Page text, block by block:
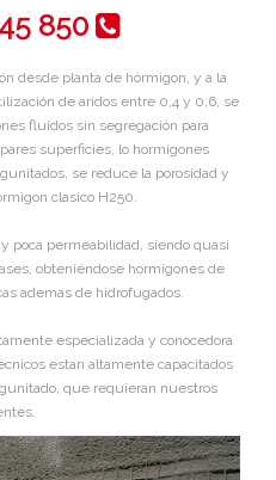
850
desde planta de hórmigon, y a la
de aridos entre 0,4 y 0,6, se
fluidos sin segregación para
superficies, lo hormigones
se reduce la porosidad y
clasico H250.
poca permeabilidad, siendo quasi
obteniéndose hormigones de
ademas de hidrofugados.
especializada y conocedora
estan altamente capacitados
que requieran nuestros